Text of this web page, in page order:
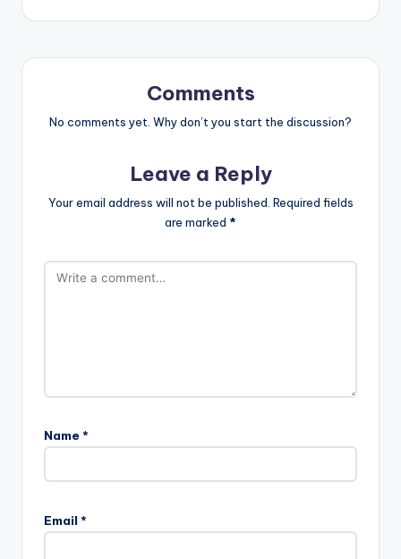
Comments
No comments yet. Why don’t you start the discussion?
Leave a Reply
Your email address will not be published. Required fields
are marked *
Name *
Email *